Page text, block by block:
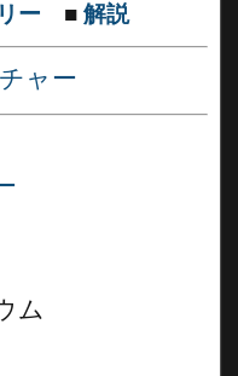
ー ■ 解説
ャー
ム